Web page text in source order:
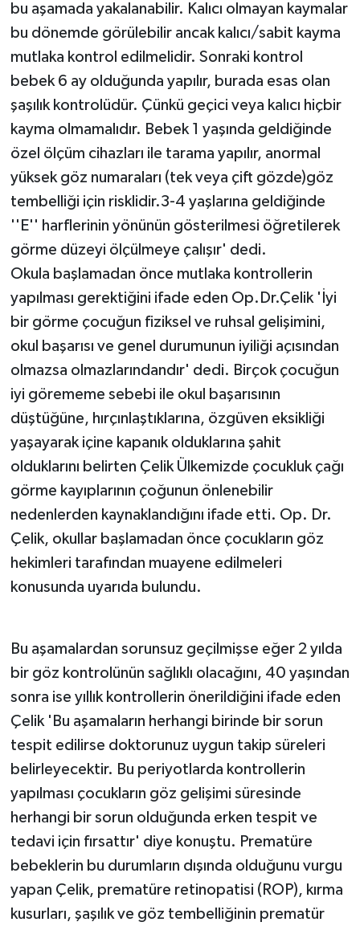
bu aşamada yakalanabilir. Kalıcı olmayan kaymalar
bu dönemde görülebilir ancak kalıcı/sabit kayma
mutlaka kontrol edilmelidir. Sonraki kontrol
bebek 6 ay olduğunda yapılır, burada esas olan
şaşılık kontrolüdür. Çünkü geçici veya kalıcı hiçbir
kayma olmamalıdır. Bebek 1 yaşında geldiğinde
özel ölçüm cihazları ile tarama yapılır, anormal
yüksek göz numaraları (tek veya çift gözde)göz
tembelliği için risklidir.3-4 yaşlarına geldiğinde
''E'' harflerinin yönünün gösterilmesi öğretilerek
görme düzeyi ölçülmeye çalışır' dedi.
Okula başlamadan önce mutlaka kontrollerin
yapılması gerektiğini ifade eden Op.Dr.Çelik 'İyi
bir görme çocuğun fiziksel ve ruhsal gelişimini,
okul başarısı ve genel durumunun iyiliği açısından
olmazsa olmazlarındandır' dedi. Birçok çocuğun
iyi görememe sebebi ile okul başarısının
düştüğüne, hırçınlaştıklarına, özgüven eksikliği
yaşayarak içine kapanık olduklarına şahit
olduklarını belirten Çelik Ülkemizde çocukluk çağı
görme kayıplarının çoğunun önlenebilir
nedenlerden kaynaklandığını ifade etti. Op. Dr.
Çelik, okullar başlamadan önce çocukların göz
hekimleri tarafından muayene edilmeleri
konusunda uyarıda bulundu.
Bu aşamalardan sorunsuz geçilmişse eğer 2 yılda
bir göz kontrolünün sağlıklı olacağını, 40 yaşından
sonra ise yıllık kontrollerin önerildiğini ifade eden
Çelik 'Bu aşamaların herhangi birinde bir sorun
tespit edilirse doktorunuz uygun takip süreleri
belirleyecektir. Bu periyotlarda kontrollerin
yapılması çocukların göz gelişimi süresinde
herhangi bir sorun olduğunda erken tespit ve
tedavi için fırsattır' diye konuştu. Prematüre
bebeklerin bu durumların dışında olduğunu vurgu
yapan Çelik, prematüre retinopatisi (ROP), kırma
kusurları, şaşılık ve göz tembelliğinin prematür